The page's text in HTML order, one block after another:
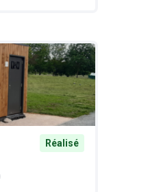
Réalisé